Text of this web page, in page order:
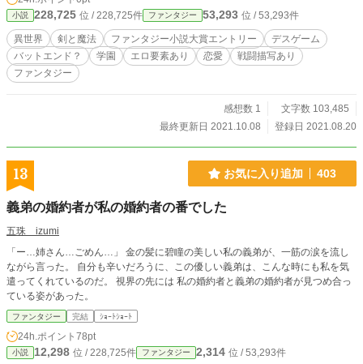
ら迎えるが、その日シルは闇の一族からの襲撃を受け、『守
護者は全員死んだ』と告げられる！！ チート能力を持つ敵、
襲いくる絶望、そして突きつけられる残酷な真実の連続。 崖
っぷち守護者が織りなす命を落とす寸前での手に汗握る戦い
の連続を繰り返し、シルがこの世の理を見つけ、それを壊し
小説 228,725 位 / 228,725件 ファンタジー 53,293 位 / 53,293件
異世界 剣と魔法 ファンタジー小説大賞エントリー
デスゲーム
バットエンド？
学園 エロ要素あり 恋愛
戦闘描写あり
ファンタジー
感想数 1
文字数 103,485
最終更新日 2021.10.08
登録日 2021.08.20
13 お気に入り追加 403
義弟の婚約者が私の婚約者の番でした
五珠 izumi
「ー…姉さん…ごめん…」 金の髪に碧瞳の美しい私の義弟が、一筋の涙を流し
ながら言った。 自分も辛いだろうに、この優しい義弟は、こんな時にも私を気
遣ってくれているのだ。 視界の先には 私の婚約者と義弟の婚約者が見つめ合っ
ている姿があった。
ファンタジー 完結 ｼｮｰﾄｼｮｰﾄ
24h.ポイント 78pt
小説 12,298 位 / 228,725件 ファンタジー 2,314 位 / 53,293件